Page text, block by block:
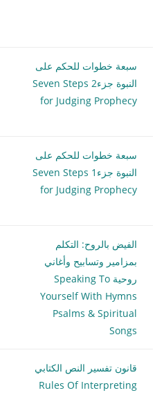
سبعة خطوات للحكم على
النبوة جزء2 Seven Steps
for Judging Prophecy
سبعة خطوات للحكم على
النبوة جزء1 Seven Steps
for Judging Prophecy
الفيض بالروح: التكلم
بمزامير وتسابيح وأغاني
روحية Speaking To
Yourself With Hymns
Psalms & Spiritual
Songs
قانون تفسير النص الكتابي
Rules Of Interpreting